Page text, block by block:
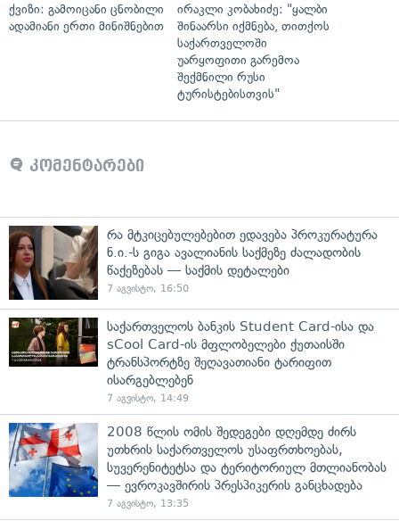
ქვიზი: გამოიცანი ცნობილი
ადამიანი ერთი მინიშნებით
ირაკლი კობახიძე: "ყალბი
შინაარსი იქმნება, თითქოს
საქართველოში
უარყოფითი გარემოა
შექმნილი რუსი
ტურისტებისთვის"
კომენტარები
რა მტკიცებულებებით ედავება პროკურატურა
ნ.ი.-ს გიგა ავალიანის საქმეზე ძალადობის
წაქეზებას — საქმის დეტალები
7 აგვისტო, 16:50
საქართველოს ბანკის Student Card-ისა და
sCool Card-ის მფლობელები ქუთაისში
ტრანსპორტზე შეღავათიანი ტარიფით
ისარგებლებენ
7 აგვისტო, 14:49
2008 წლის ომის შედეგები დღემდე ძირს
უთხრის საქართველოს უსაფრთხოებას,
სუვერენიტეტსა და ტერიტორიულ მთლიანობას
— ევროკავშირის პრესპიკერის განცხადება
7 აგვისტო, 13:35